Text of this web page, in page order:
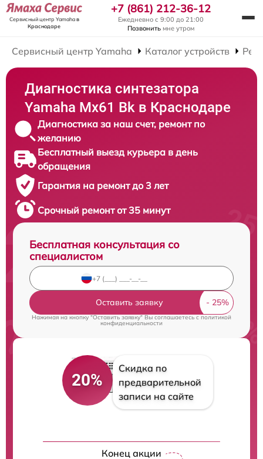
Сервисный центр Yamahaв
Краснодаре
+7 (861) 212-36-12
Ежедневно с 9:00 до 21:00
Позвонить мне утром
Сервисный центр Yamaha Каталог устройств
Диагностика синтезатора
Yamaha Mx61 Bk в Краснодаре
Диагностика за наш счет, ремонт по
желанию
Бесплатный выезд курьера в день
обращения
Гарантия на ремонт до 3 лет
Срочный ремонт от 35 минут
Бесплатная консультация со
специалистом
Оставить заявку
Нажимая на кнопку "Оставить заявку" Вы соглашаетесь cполитикой
конфиденциальности
20%
Скидка по
предварительной
записи на сайте
Конец акции